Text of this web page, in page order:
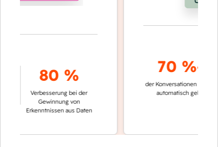
80 %
Verbesserung bei der
Gewinnung von
Erkenntnissen aus Daten
70 %+
der Konversationen werden
automatisch gelöst